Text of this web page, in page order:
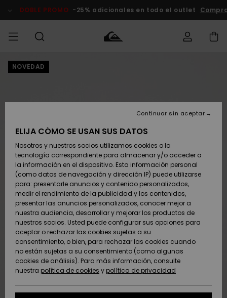
del
DOBLE PROMO -25% adicionales en todo el outlet
HOMBRE
Zapatos y
chanclas
Surf
Snow
Novedades
Destacados
Zapatos y
chanclas
Surf
Snow
Novedades
Destacados
Destacados
Snow
SURF
Highlights
Comunidad
SNOW
Snow Niños
Tienda
Snow Mujer
Destacados
Comunidad
DOBLE
PROMO
Outlet
Mujer
AYUDA &
CONTACTO
Envio
Devoluciones
Pago
Tarjeta de
regalo
Quiksilver
Freedom
Protección de
datos
personales
SOSTENIBILIDAD
NOVEDAD
ELIJA CÓMO SE USAN SUS DATOS
Nosotros y nuestros socios utilizamos cookies o la
tecnología correspondiente para almacenar y/o acceder a
la información en el dispositivo. Esta información personal
(como datos de navegación y dirección IP) puede utilizarse
para: presentarle anuncios y contenido personalizados,
medir el rendimiento de la publicidad y los contenidos,
presentar las anuncios personalizados, conocer mejor a
nuestra audiencia, desarrollar y mejorar los productos de
nuestros socios. Usted puede configurar sus opciones para
aceptar o rechazar las cookies sujetas a su
consentimiento, o bien, para rechazar las cookies cuando
no están sujetas a su consentimiento (como algunas
cookies de análisis). Para más información, consulte
nuestra política de cookies y política de privacidad
Continuar sin aceptar